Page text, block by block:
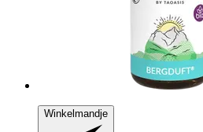
Winkelmandje